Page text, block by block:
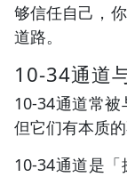
够信任自己，
道路。
10-34通道
10-34通道常被
但它们有本质的
10-34通道是